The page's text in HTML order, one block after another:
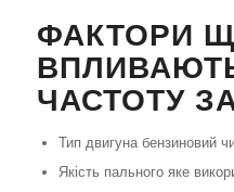
ФАКТОРИ
ЧАСТОТУ
Тип двигуна бензиновий
Якість пального яке